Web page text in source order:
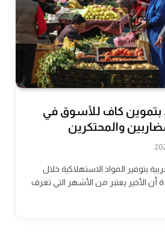
بتموين كاف للأسوق في
والمحتكرين
بتوفير المواد الاستهلاكية خلال
الأخير يعتبر من الأشهر التي تعرف